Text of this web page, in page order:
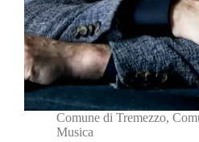
Comune di Tremezzo,
Musica